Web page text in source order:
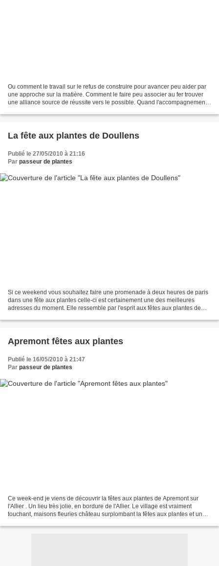
Ou comment le travail sur le refus de construire pour avancer peu aider par
une approche sur la matière. Comment le faire peu associer au fer trouver
une alliance source de réussite vers le possible. Quand l'accompagnement
La fête aux plantes de Doullens
Publié le 27/05/2010 à 21:16
Par passeur de plantes
Si ce weekend vous souhaitez faire une promenade à deux heures de paris
dans une fête aux plantes celle-ci est certainement une des meilleures
adresses du moment. Elle ressemble par l'esprit aux fêtes aux plantes de
Apremont fêtes aux plantes
Publié le 16/05/2010 à 21:47
Par passeur de plantes
Ce week-end je viens de découvrir la fêtes aux plantes de Apremont sur
l'Allier . Un lieu très jolie, en bordure de l'Allier. Le village est vraiment
touchant, maisons fleuries château surplombant la fêtes aux plantes et un